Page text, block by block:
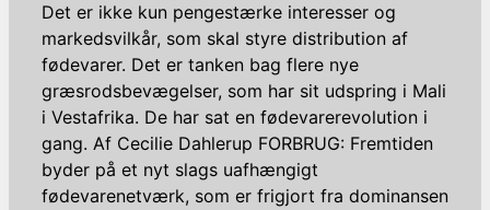
Det er ikke kun pengestærke interesser og
markedsvilkår, som skal styre distribution af
fødevarer. Det er tanken bag flere nye
græsrodsbevægelser, som har sit udspring i Mali
i Vestafrika. De har sat en fødevarerevolution i
gang. Af Cecilie Dahlerup FORBRUG: Fremtiden
byder på et nyt slags uafhængigt
fødevarenetværk, som er frigjort fra dominansen